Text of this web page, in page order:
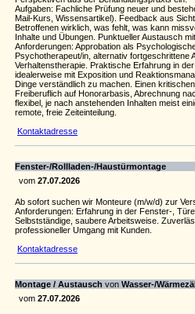
Aufgaben: Fachliche Prüfung neuer und
Mail-Kurs, Wissensartikel). Feedback aus
Betroffenen wirklich, was fehlt, was kann
Inhalte und Übungen. Punktueller Austausch
Anforderungen: Approbation als
Psychotherapeut/in, alternativ fortgeschrittene
Verhaltenstherapie. Praktische Erfahrung in
idealerweise mit Exposition und
Dinge verständlich zu machen. Einen
Freiberuflich auf Honorarbasis, Abrechnung
flexibel, je nach anstehenden Inhalten meist
remote, freie Zeiteinteilung.
Kontaktadresse
Fenster-/Rollladen-/Haustürmontage
vom 27.07.2026
Ab sofort suchen wir Monteure (m/w/d) zur
Anforderungen: Erfahrung in der Fenster-,
Selbstständige, saubere Arbeitsweise.
professioneller Umgang mit Kunden.
Kontaktadresse
Montage / Austausch von Wasser-/
vom 27.07.2026